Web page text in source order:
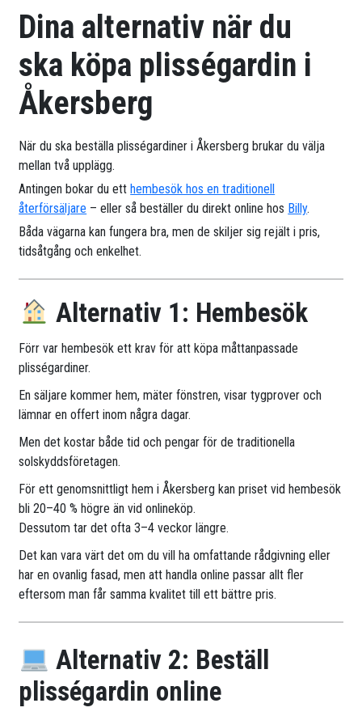
Dina alternativ när du
ska köpa plisségardin i
Åkersberg
När du ska beställa plisségardiner i Åkersberg brukar du välja
mellan två upplägg.
Antingen bokar du etthembesök hos en traditionell
återförsäljare – eller så beställer du direkt online hos Billy.
Båda vägarna kan fungera bra, men de skiljer sig rejält i pris,
tidsåtgång och enkelhet.
Alternativ 1: Hembesök
Förr var hembesök ett krav för att köpa måttanpassade
plisségardiner.
En säljare kommer hem, mäter fönstren, visar tygprover och
lämnar en offert inom några dagar.
Men det kostar både tid och pengar för de traditionella
solskyddsföretagen.
För ett genomsnittligt hem i Åkersberg kan priset vid hembesök
bli 20–40 % högre än vid onlineköp.
Dessutom tar det ofta 3–4 veckor längre.
Det kan vara värt det om du vill ha omfattande rådgivning eller
har en ovanlig fasad, men att handla online passar allt fler
eftersom man får samma kvalitet till ett bättre pris.
Alternativ 2: Beställ
plisségardin online